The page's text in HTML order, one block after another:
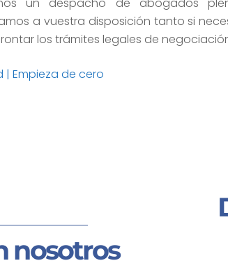
a vuestra disposición tanto si
los trámites legales de
Empieza de cero
nosotros